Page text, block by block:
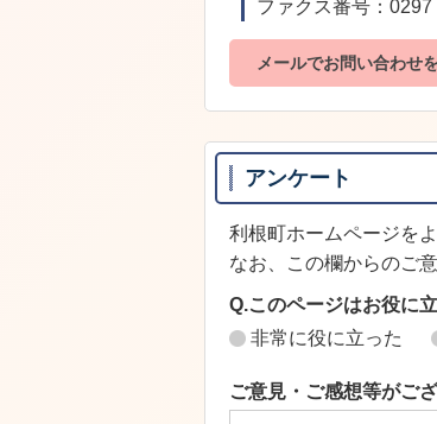
ファクス番号：
メールでお問い合わせ
アンケート
利根町ホームページを
なお、この欄からのご
Q.このページはお役に
非常に役に立った
ご意見・ご感想等がご